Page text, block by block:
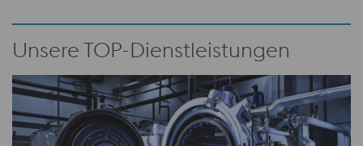
Unsere TOP-Dienstleistungen